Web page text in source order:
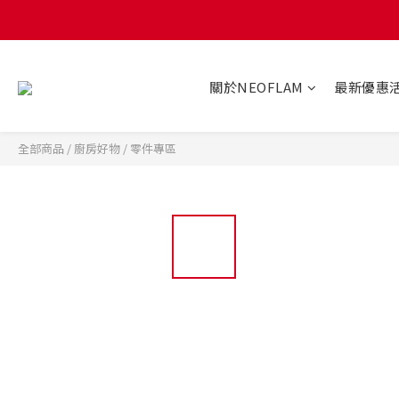
關於NEOFLAM 最新優惠
全部商品 / 廚房好物 / 零件專區